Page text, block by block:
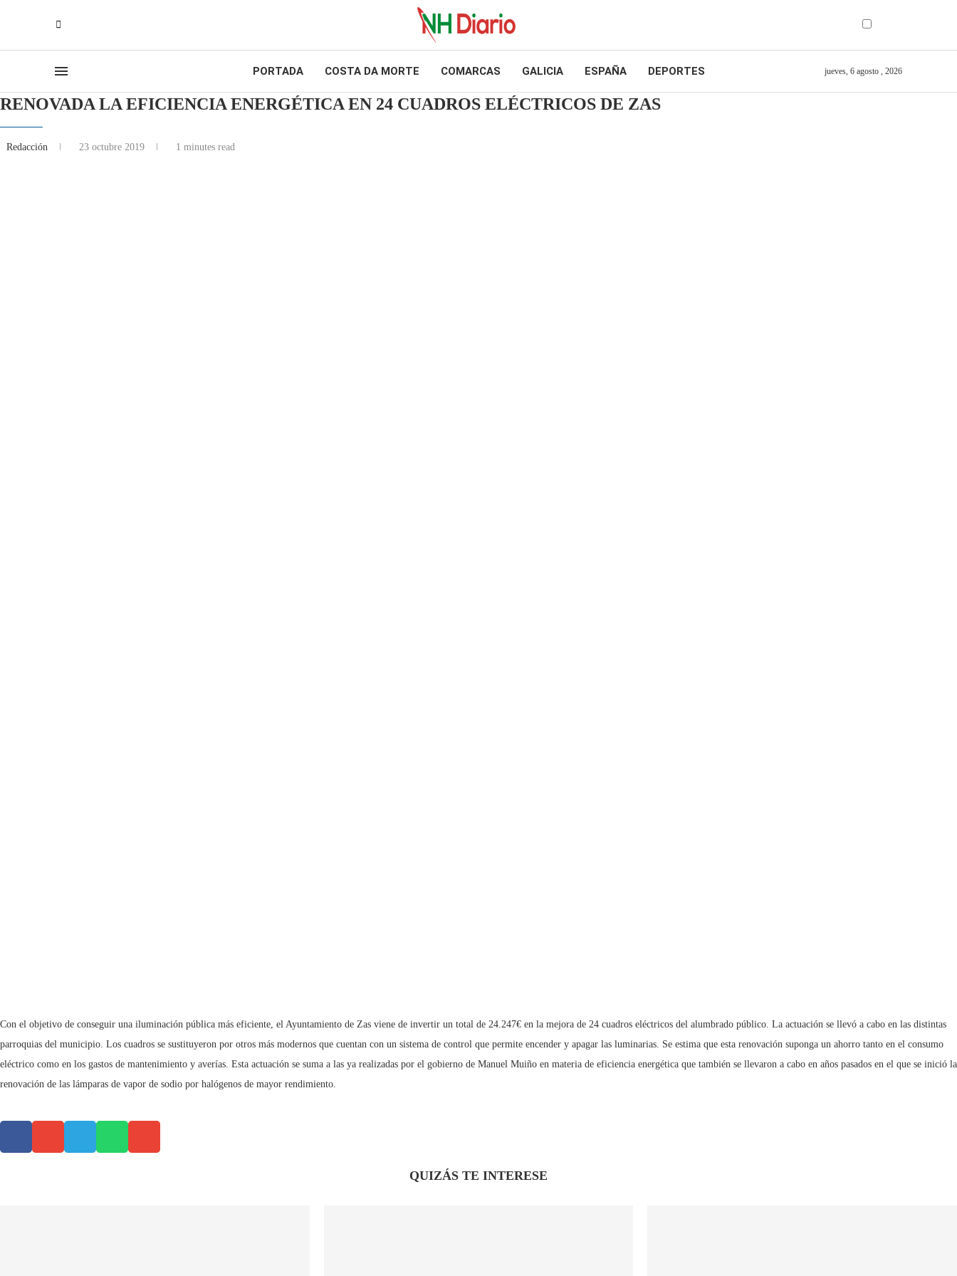
PORTADA COSTA DA MORTE COMARCAS GALICIA ESPAÑA DEPORTES jueves, 6 agosto , 2026
RENOVADA LA EFICIENCIA ENERGÉTICA EN 24 CUADROS ELÉCTRICOS DE ZAS
Redacción 23 octubre 2019 1 minutes read
Con el objetivo de conseguir una iluminación pública más eficiente, el Ayuntamiento de Zas viene de invertir un total de 24.247€ en la mejora de 24 cuadros eléctricos del alumbrado público. La actuación se llevó a cabo en las distintas
parroquias del municipio. Los cuadros se sustituyeron por otros más modernos que cuentan con un sistema de control que permite encender y apagar las luminarias. Se estima que esta renovación suponga un ahorro tanto en el consumo
eléctrico como en los gastos de mantenimiento y averías. Esta actuación se suma a las ya realizadas por el gobierno de Manuel Muiño en materia de eficiencia energética que también se llevaron a cabo en años pasados en el que se inició la
renovación de las lámparas de vapor de sodio por halógenos de mayor rendimiento.
QUIZÁS TE INTERESE